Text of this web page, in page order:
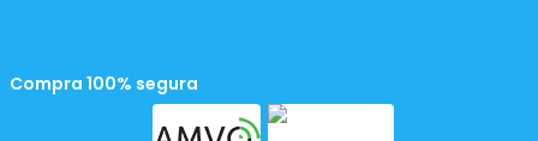
Compra 100% segura